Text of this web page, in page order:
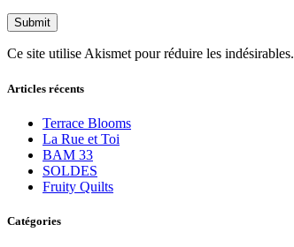
Ce site utilise Akismet pour réduire les indésirables.
Articles récents
Terrace Blooms
La Rue et Toi
BAM 33
SOLDES
Fruity Quilts
Catégories